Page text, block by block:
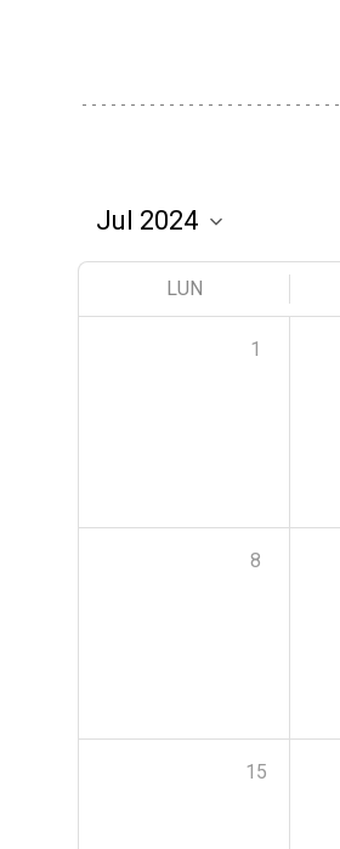
LUN
1
8
15